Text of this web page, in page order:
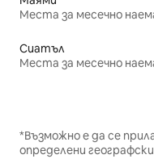
Места за месечно
Сиатъл
Места за месечно
*Възможно е да се
определени